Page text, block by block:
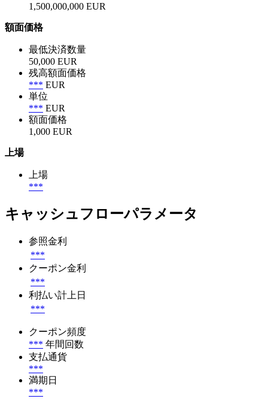
1,500,000,000 EUR
額面価格
最低決済数量
50,000 EUR
残高額面価格
*** EUR
単位
*** EUR
額面価格
1,000 EUR
上場
上場
***
キャッシュフローパラメータ
参照金利
***
クーポン金利
***
利払い計上日
***
クーポン頻度
*** 年間回数
支払通貨
***
満期日
***